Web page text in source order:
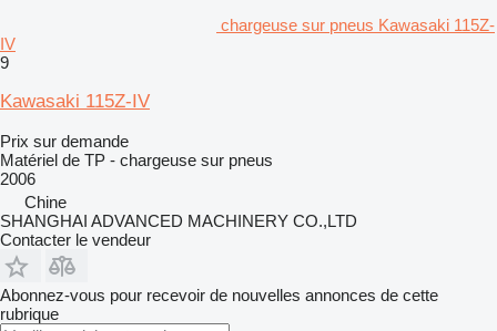
chargeuse sur pneus Kawasaki 115Z-
IV
9
Kawasaki 115Z-IV
Prix sur demande
Matériel de TP - chargeuse sur pneus
2006
Chine
SHANGHAI ADVANCED MACHINERY CO.,LTD
Contacter le vendeur
Abonnez-vous pour recevoir de nouvelles annonces de cette
rubrique